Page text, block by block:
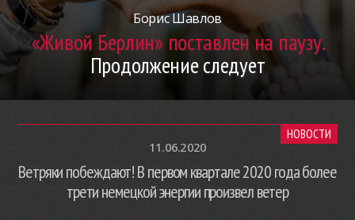
Борис Шавлов
«Живой Берлин» поставлен на паузу.
Продолжение следует
НОВОСТИ
11.06.2020
Ветряки побеждают! В первом квартале 2020 года более
трети немецкой энергии произвел ветер